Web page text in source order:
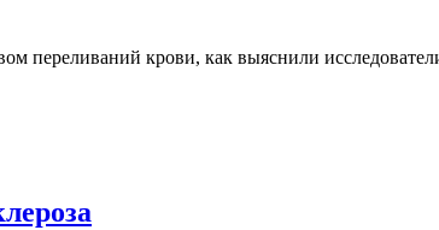
переливаний крови, как выяснили